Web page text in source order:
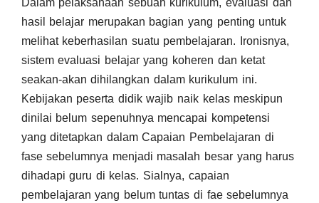
Dalam pelaksanaan sebuah kurikulum, evaluasi dan
hasil belajar merupakan bagian yang penting untuk
melihat keberhasilan suatu pembelajaran. Ironisnya,
sistem evaluasi belajar yang koheren dan ketat
seakan-akan dihilangkan dalam kurikulum ini.
Kebijakan peserta didik wajib naik kelas meskipun
dinilai belum sepenuhnya mencapai kompetensi
yang ditetapkan dalam Capaian Pembelajaran di
fase sebelumnya menjadi masalah besar yang harus
dihadapi guru di kelas. Sialnya, capaian
pembelajaran yang belum tuntas di fae sebelumnya